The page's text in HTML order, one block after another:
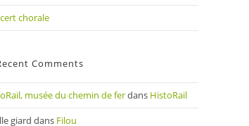
chorale
Comments
musée du chemin de ferdans HistoRail
giard dans Filou